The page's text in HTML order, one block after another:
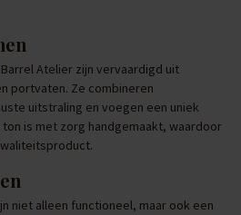
Atelier zijn vervaardigd uit
portvaten. Ze combineren
uitstraling en voegen een uniek
is met zorg handgemaakt, waardoor
niet alleen functioneel, maar ook een